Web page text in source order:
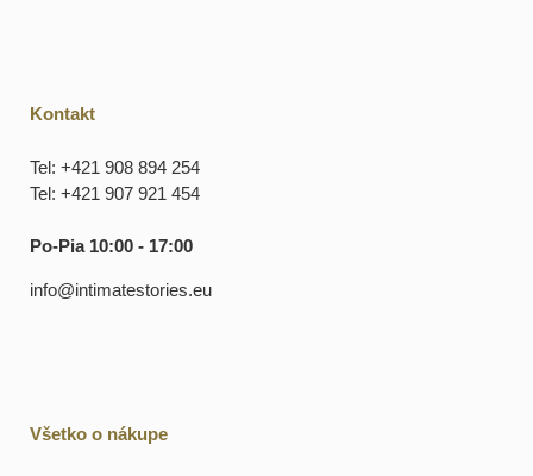
Kontakt
Tel: +421 908 894 254
Tel: +421 907 921 454
Po-Pia 10:00 - 17:00
info@intimatestories.eu
Všetko o nákupe